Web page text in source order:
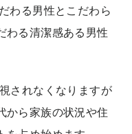
わる男性とこだわら
わる清潔感ある男性
されなくなりますが
から家族の状況や住